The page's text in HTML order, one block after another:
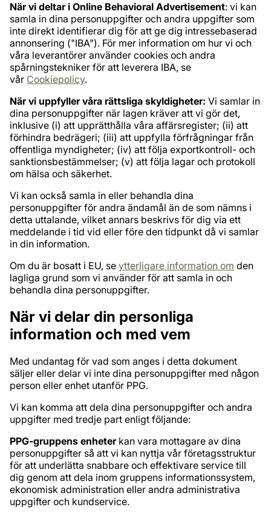
När vi deltar i Online Behavioral Advertisement: vi kan
samla in dina personuppgifter och andra uppgifter som
inte direkt identifierar dig för att ge dig intressebaserad
annonsering ("IBA"). För mer information om hur vi och
våra leverantörer använder cookies och andra
spårningstekniker för att leverera IBA, se
vår Cookiepolicy.
När vi uppfyller våra rättsliga skyldigheter: Vi samlar in
dina personuppgifter när lagen kräver att vi gör det,
inklusive (i) att upprätthålla våra affärsregister; (ii) att
förhindra bedrägeri; (iii) att uppfylla förfrågningar från
offentliga myndigheter; (iv) att följa exportkontroll- och
sanktionsbestämmelser; (v) att följa lagar och protokoll
om hälsa och säkerhet.
Vi kan också samla in eller behandla dina
personuppgifter för andra ändamål än de som nämns i
detta uttalande, vilket annars beskrivs för dig via ett
meddelande i tid vid eller före den tidpunkt då vi samlar
in din information.
Om du är bosatt i EU, se ytterligare information om den
lagliga grund som vi använder för att samla in och
behandla dina personuppgifter.
När vi delar din personliga
information och med vem
Med undantag för vad som anges i detta dokument
säljer eller delar vi inte dina personuppgifter med någon
person eller enhet utanför PPG.
Vi kan komma att dela dina personuppgifter och andra
uppgifter med tredje part enligt följande:
PPG-gruppens enheter kan vara mottagare av dina
personuppgifter så att vi kan nyttja vår företagsstruktur
för att underlätta snabbare och effektivare service till
dig genom att dela inom gruppens informationssystem,
ekonomisk administration eller andra administrativa
uppgifter och kundservice.